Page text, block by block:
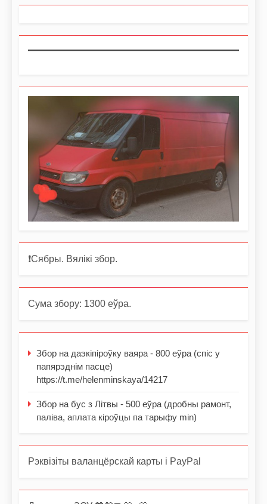
❗️Сябры. Вялікі збор.
Сума збору: 1300 еўра.
Збор на даэкіпіроўку ваяра - 800 еўра (спіс у
папярэднім пасце)
https://t.me/helenminskaya/14217
Збор на бус з Літвы - 500 еўра (дробны рамонт,
паліва, аплата кіроўцы па тарыфу min)
Рэквізіты валанцёрскай карты і PayPal